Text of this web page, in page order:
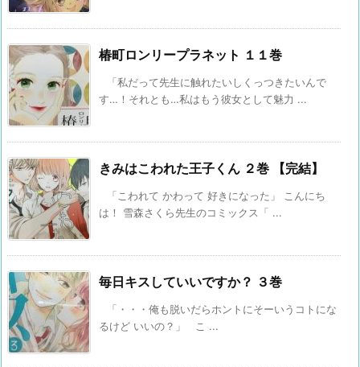
椿町ロンリープラネット １１巻
「私だって先生に触れたいしくっつきたいんで
す…！それとも…私はもう彼女として魅力 ...
きみはこわれた王子くん ２巻 【完結】
「こわれて かわって 好きになった」 こんにち
は！ 雪森さくら先生のコミックス「 ...
毎日キスしていいですか？ ３巻
「・・・俺も脱いだらホントにそーいうコトにな
るけど いいの？」 こ ...